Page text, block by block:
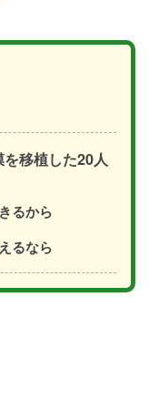
移植した20人
るから
るなら